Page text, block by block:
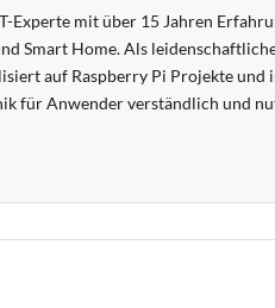
Experte mit über 15 Jahren
Smart Home. Als
auf Raspberry Pi Projekte und
für Anwender verständlich und